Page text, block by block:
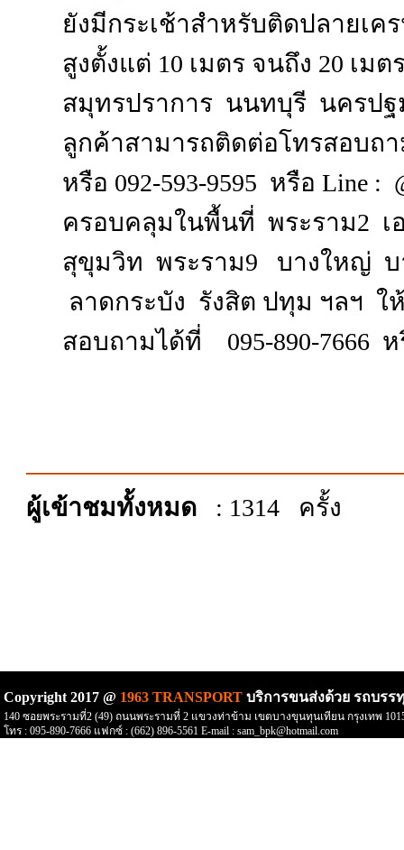
ยังมีกระเช้าสำหรับติดปลายเค
สูงตั้งแต่ 10 เมตร จนถึง 20 เม
สมุทรปราการ นนทบุรี นครปฐ
ลูกค้าสามารถติดต่อโทรสอบถา
หรือ 092-593-9595 หรือ Line :
ครอบคลุมในพื้นที่ พระราม2 เ
สุขุมวิท พระราม9 บางใหญ่
ลาดกระบัง รังสิต ปทุม ฯลฯ
สอบถามได้ที่ 095-890-7666 ห
ผู้เข้าชมทั้งหมด : 1314 ครั้ง
Copyright 2017 @ 1963 TRANSPORT บริการขนส่งด้วย รถบรร
140 ซอยพระรามที่2 (49) ถนนพระรามที่ 2 แขวงท่าข้าม เขตบางขุนทุนเทียน กรุงเทพ
โทร : 095-890-7666 แฟกซ์ : (662) 896-5561 E-mail : sam_bpk@hotmail.com